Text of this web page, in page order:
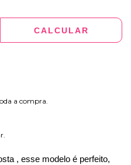
CALCULAR
a compra.
, esse modelo é perfeito,